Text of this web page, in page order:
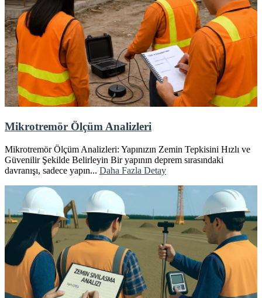
Mikrotremör Ölçüm Analizleri
Mikrotremör Ölçüm Analizleri: Yapınızın Zemin Tepkisini Hızlı ve
Güvenilir Şekilde Belirleyin Bir yapının deprem sırasındaki
davranışı, sadece yapın... Daha Fazla Detay